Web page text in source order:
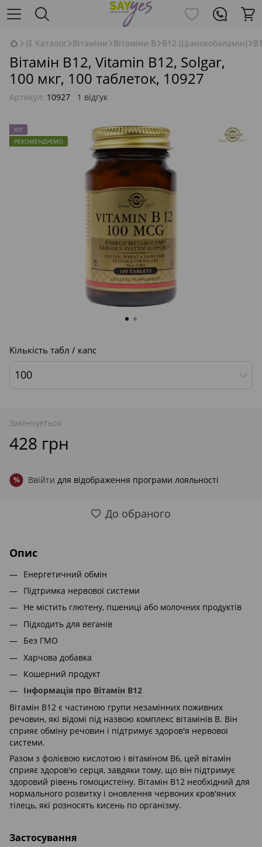
🛒 Каталог Вітаміни Вітаміни В B12 (Ціанокобаламін)
Вітамін В12, Vitamin B12, Solgar,
100 мкг, 100 таблеток, 10927
Артикул: 10927 1 відгук
ХІТ
РЕКОМЕНДУЄМО
Кількість табл / капс
100
Закінчується
428 грн
% Ввійти для відображення програми лояльності
До обраного
Опис
Енергетичний обмін
Підтримка нервової системи
Не містить глютену, пшениці або молочних продуктів
Підходить для веганів
Без ГМО
Харчова добавка
Кошерний продукт
Інформація про Вітамін B12
Вітамін B12 є частиною групи незамінних поживних
речовин, які відомі під назвою комплекс вітамінів В. Він
сприяє обміну речовин і підтримує здоров'я нервової
системи.
Разом з фолієвою кислотою і вітаміном В6, цей вітамін
сприяє здоров'ю серця, завдяки тому, що він підтримує
здоровий рівень гомоцистеїну. Вітамін В12 необхідний для
нормального розвитку і оновлення червоних кров'яних
тілець, які розносять кисень по організму.
Застосування